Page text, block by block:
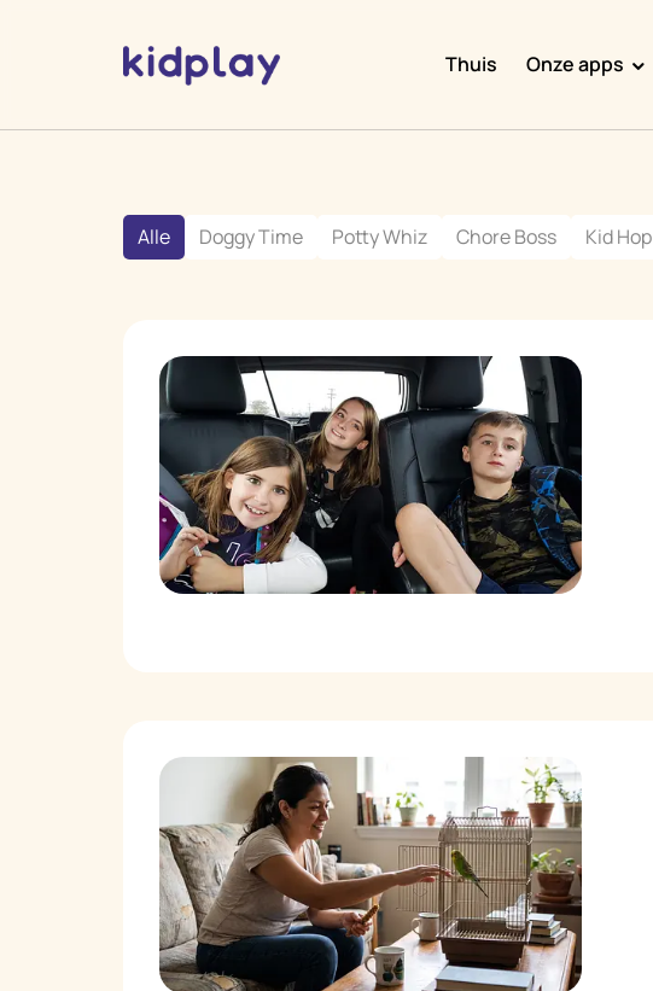
Thuis Onze apps
Chore Boss
Alle Doggy Time Potty Whiz Chore Boss Kid Hop